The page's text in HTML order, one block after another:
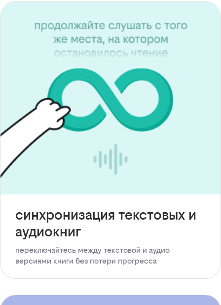
синхронизация текстовых и
аудиокниг
переключайтесь между текстовой и аудио
версиями книги без потери прогресса